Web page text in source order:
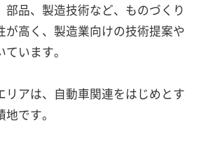
部品、製造技術など、ものづくり
が高く、製造業向けの技術提案や
います。
リアは、自動車関連をはじめとす
です。